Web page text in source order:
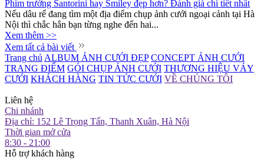
Phim trường Santorini hay Smiley đẹp hơn? Đánh giá chi tiết nhất
Nếu dâu rể đang tìm một địa điểm chụp ảnh cưới ngoại cảnh tại Hà
Nội thì chắc hẳn bạn từng nghe đến hai...
Xem thêm >>
Xem tất cả bài viết
Trang chủ ALBUM ẢNH CƯỚI ĐẸP CONCEPT ẢNH CƯỚI
TRANG ĐIỂM GÓI CHỤP ẢNH CƯỚI THƯƠNG HIỆU VÁY
CƯỚI KHÁCH HÀNG TIN TỨC CƯỚI VỀ CHÚNG TÔI
Liên hệ
Chi nhánh
Địa chỉ: 152 Lê Trọng Tấn, Thanh Xuân, Hà Nội
Thời gian mở cửa
8:30 - 21:00
Hỗ trợ khách hàng